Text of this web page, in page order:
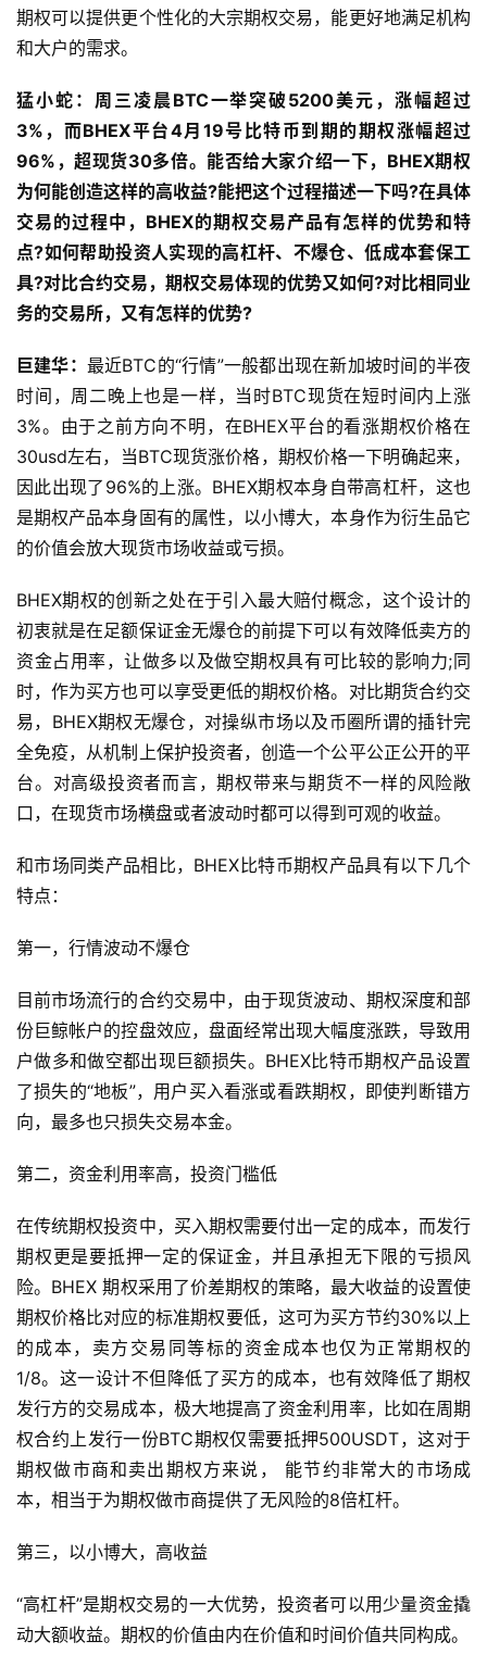
期权可以提供更个性化的大宗期权交易，能更好地满足机构
和大户的需求。
猛小蛇：周三凌晨BTC一举突破5200美元，涨幅超过
3%，而BHEX平台4月19号比特币到期的期权涨幅超过
96%，超现货30多倍。能否给大家介绍一下，BHEX期权
为何能创造这样的高收益?能把这个过程描述一下吗?在具体
交易的过程中，BHEX的期权交易产品有怎样的优势和特
点?如何帮助投资人实现的高杠杆、不爆仓、低成本套保工
具?对比合约交易，期权交易体现的优势又如何?对比相同业
务的交易所，又有怎样的优势?
巨建华： 最近BTC的“行情”一般都出现在新加坡时间的半夜
时间，周二晚上也是一样，当时BTC现货在短时间内上涨
3%。由于之前方向不明，在BHEX平台的看涨期权价格在
30usd左右，当BTC现货涨价格，期权价格一下明确起来，
因此出现了96%的上涨。BHEX期权本身自带高杠杆，这也
是期权产品本身固有的属性，以小博大，本身作为衍生品它
的价值会放大现货市场收益或亏损。
BHEX期权的创新之处在于引入最大赔付概念，这个设计的
初衷就是在足额保证金无爆仓的前提下可以有效降低卖方的
资金占用率，让做多以及做空期权具有可比较的影响力;同
时，作为买方也可以享受更低的期权价格。对比期货合约交
易，BHEX期权无爆仓，对操纵市场以及币圈所谓的插针完
全免疫，从机制上保护投资者，创造一个公平公正公开的平
台。对高级投资者而言，期权带来与期货不一样的风险敞
口，在现货市场横盘或者波动时都可以得到可观的收益。
和市场同类产品相比，BHEX比特币期权产品具有以下几个
特点：
第一，行情波动不爆仓
目前市场流行的合约交易中，由于现货波动、期权深度和部
份巨鲸帐户的控盘效应，盘面经常出现大幅度涨跌，导致用
户做多和做空都出现巨额损失。BHEX比特币期权产品设置
了损失的“地板”，用户买入看涨或看跌期权，即使判断错方
向，最多也只损失交易本金。
第二，资金利用率高，投资门槛低
在传统期权投资中，买入期权需要付出一定的成本，而发行
期权更是要抵押一定的保证金，并且承担无下限的亏损风
险。BHEX 期权采用了价差期权的策略，最大收益的设置使
期权价格比对应的标准期权要低，这可为买方节约30%以上
的成本，卖方交易同等标的资金成本也仅为正常期权的
1/8。这一设计不但降低了买方的成本，也有效降低了期权
发行方的交易成本，极大地提高了资金利用率，比如在周期
权合约上发行一份BTC期权仅需要抵押500USDT，这对于
期权做市商和卖出期权方来说， 能节约非常大的市场成
本，相当于为期权做市商提供了无风险的8倍杠杆。
第三，以小博大，高收益
“高杠杆”是期权交易的一大优势，投资者可以用少量资金撬
动大额收益。期权的价值由内在价值和时间价值共同构成。